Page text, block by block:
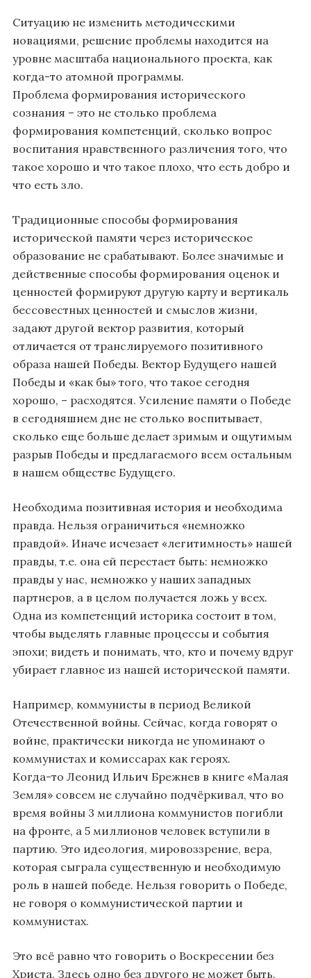
Ситуацию не изменить методическими
новациями, решение проблемы находится на
уровне масштаба национального проекта, как
когда-то атомной программы.
Проблема формирования исторического
сознания – это не столько проблема
формирования компетенций, сколько вопрос
воспитания нравственного различения того, что
такое хорошо и что такое плохо, что есть добро и
что есть зло.
Традиционные способы формирования
исторической памяти через историческое
образование не срабатывают. Более значимые и
действенные способы формирования оценок и
ценностей формируют другую карту и вертикаль
бессовестных ценностей и смыслов жизни,
задают другой вектор развития, который
отличается от транслируемого позитивного
образа нашей Победы. Вектор Будущего нашей
Победы и «как бы» того, что такое сегодня
хорошо, – расходятся. Усиление памяти о Победе
в сегодняшнем дне не столько воспитывает,
сколько еще больше делает зримым и ощутимым
разрыв Победы и предлагаемого всем остальным
в нашем обществе Будущего.
Необходима позитивная история и необходима
правда. Нельзя ограничиться «немножко
правдой». Иначе исчезает «легитимность» нашей
правды, т.е. она ей перестает быть: немножко
правды у нас, немножко у наших западных
партнеров, а в целом получается ложь у всех.
Одна из компетенций историка состоит в том,
чтобы выделять главные процессы и события
эпохи; видеть и понимать, что, кто и почему вдруг
убирает главное из нашей исторической памяти.
Например, коммунисты в период Великой
Отечественной войны. Сейчас, когда говорят о
войне, практически никогда не упоминают о
коммунистах и комиссарах как героях.
Когда-то Леонид Ильич Брежнев в книге «Малая
Земля» совсем не случайно подчёркивал, что во
время войны 3 миллиона коммунистов погибли
на фронте, а 5 миллионов человек вступили в
партию. Это идеология, мировоззрение, вера,
которая сыграла существенную и необходимую
роль в нашей победе. Нельзя говорить о Победе,
не говоря о коммунистической партии и
коммунистах.
Это всё равно что говорить о Воскресении без
Христа. Здесь одно без другого не может быть.